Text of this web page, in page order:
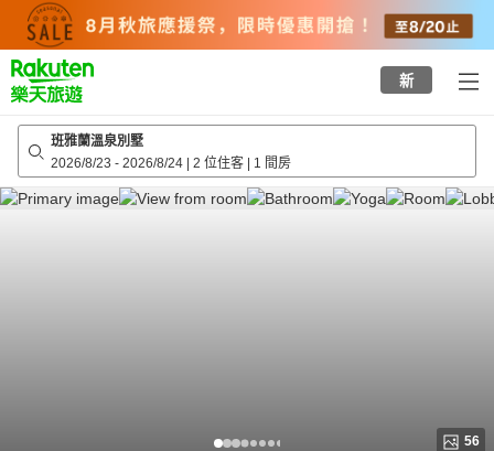
top
page
新
班雅蘭溫泉別墅
2026/8/23 - 2026/8/24 | 2 位住客 | 1 間房
56